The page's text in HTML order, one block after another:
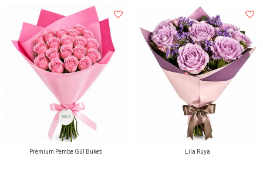
Premium Pembe Gül Buketi Lila Rüya